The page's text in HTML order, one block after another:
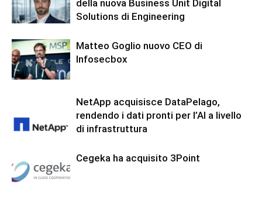
della nuova Business Unit Digital
Solutions di Engineering
Matteo Goglio nuovo CEO di
Infosecbox
NetApp acquisisce DataPelago,
rendendo i dati pronti per l’AI a livello
di infrastruttura
Cegeka ha acquisito 3Point